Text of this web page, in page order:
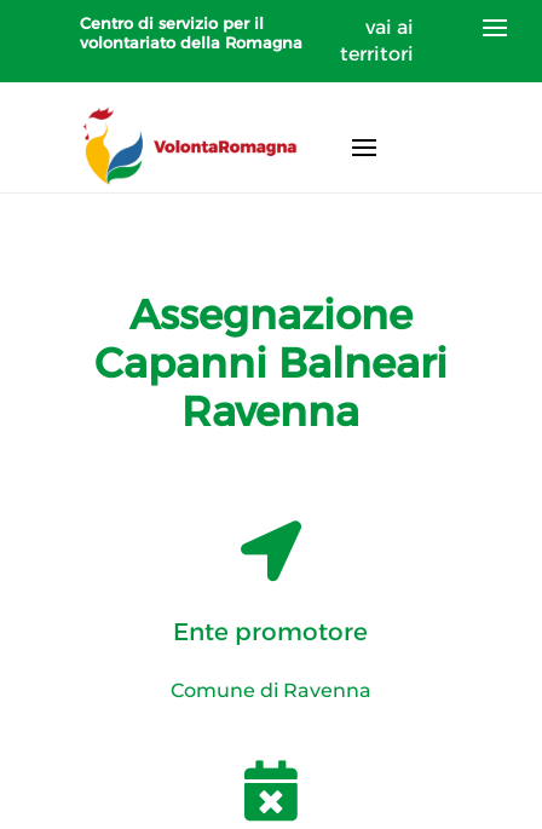
Centro di servizio per il
volontariato della Romagna
vai ai
territori
Assegnazione
Capanni Balneari
Ravenna

Ente promotore
Comune di Ravenna
